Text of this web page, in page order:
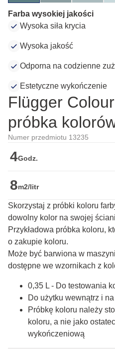
Farba wysokiej jakości
Wysoka siła krycia
Wysoka jakość
Odporna na codzienne
Estetyczne wykończenie
Flügger
próbka
Numer przedmiotu 13235
4Godz.
8m2/litr
Skorzystaj z próbki koloru
dowolny kolor na swojej
Przykładowa próbka koloru,
o zakupie koloru.
Może być barwiona w
dostępne we wzornikach z
0,35 L - Do testowania
Do użytku wewnątrz i
Próbkę koloru należy
koloru, a nie jako
wykończeniową